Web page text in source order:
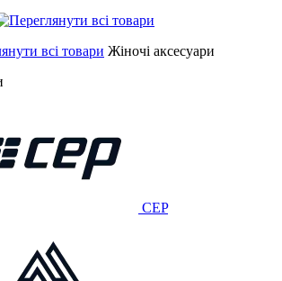
всі товари Жіночі аксесуари
CEP